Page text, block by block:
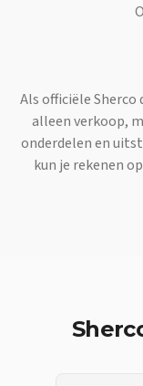
Als officiëleSherco
alleen verkoop,
onderdelen en
kun je rekenen